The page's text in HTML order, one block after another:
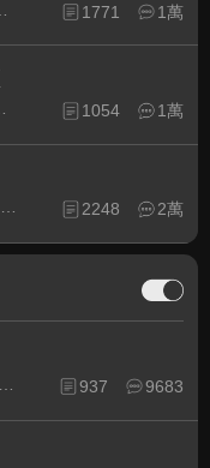
1771 1萬
1054 1萬
HD相關好站推薦，480p中級會員以上限定 2248 2萬
937 9683